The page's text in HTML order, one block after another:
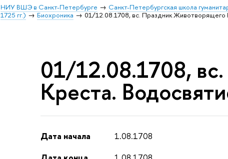
НИУ ВШЭ в Санкт-Петербурге Санкт-Петербургская школа
1725 гг.)
Биохроника 01/12.08.1708, вс. Праздник Животворящего
01/12.08.1708,
Креста.
Дата начала
1.08.1708